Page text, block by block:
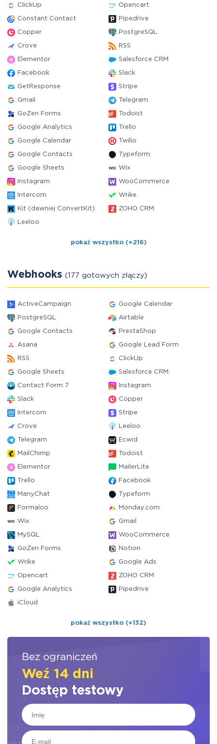
ClickUp Opencart
Constant Contact Pipedrive
Copper PostgreSQL
Crove RSS
Elementor Salesforce CRM
Facebook Slack
GetResponse Stripe
Gmail Telegram
GoZen Forms Todoist
Google Analytics Trello
Google Calendar Twilio
Google Contacts Typeform
Google Sheets Wix
Instagram WooCommerce
Intercom Wrike
Kit (dawniej ConvertKit) ZOHO CRM
Leeloo
pokaż wszystko (+216)
Webhooks (177 gotowych złączy)
ActiveCampaign Google Calendar
PostgreSQL Airtable
Google Contacts PrestaShop
Asana Google Lead Form
RSS ClickUp
Google Sheets Salesforce CRM
Contact Form 7 Instagram
Slack Copper
Intercom Stripe
Crove Leeloo
Telegram Ecwid
MailChimp Todoist
Elementor MailerLite
Trello Facebook
ManyChat Typeform
Formaloo Monday.com
Wix Gmail
MySQL WooCommerce
GoZen Forms Notion
Wrike Google Ads
Opencart ZOHO CRM
Google Analytics Pipedrive
iCloud
pokaż wszystko (+132)
Bez ograniczeń
Weź 14 dni
Dostęp testowy